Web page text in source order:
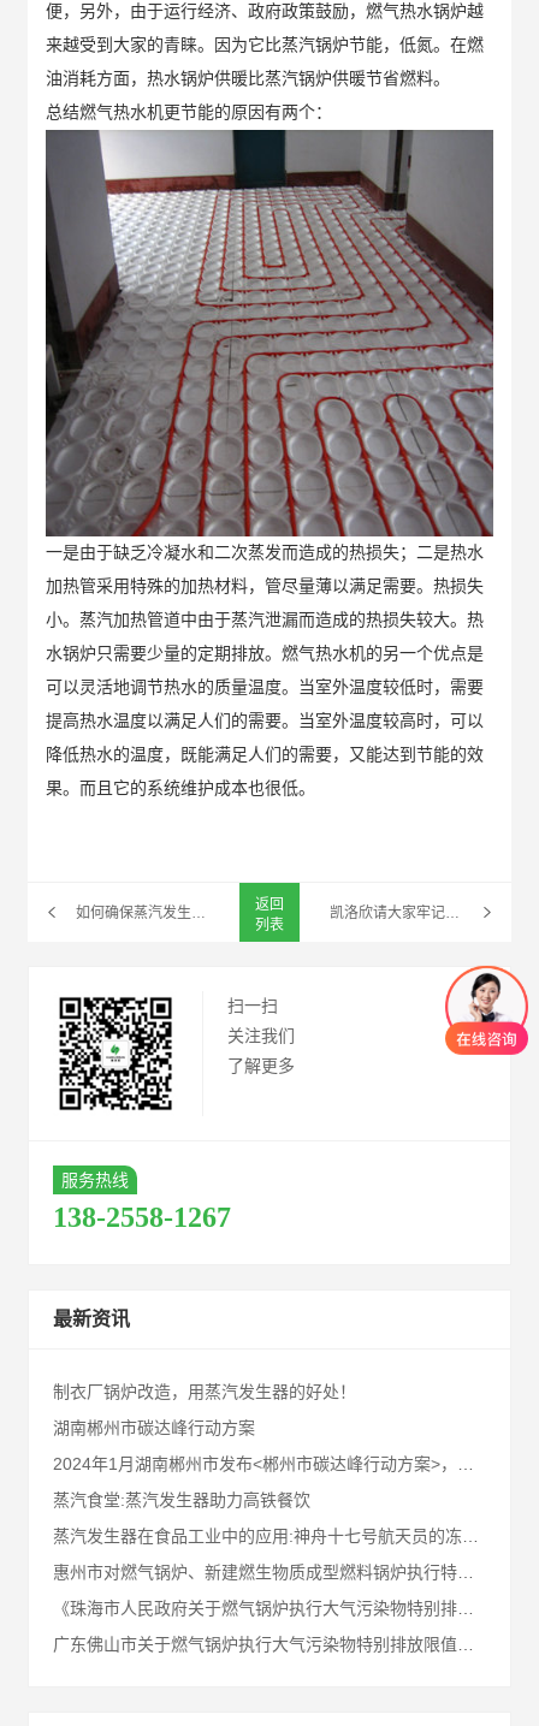
便，另外，由于运行经济、政府政策鼓励，燃气热水锅炉越
来越受到大家的青睐。因为它比蒸汽锅炉节能，低氮。在燃
油消耗方面，热水锅炉供暖比蒸汽锅炉供暖节省燃料。
总结燃气热水机更节能的原因有两个：
一是由于缺乏冷凝水和二次蒸发而造成的热损失；二是热水
加热管采用特殊的加热材料，管尽量薄以满足需要。热损失
小。蒸汽加热管道中由于蒸汽泄漏而造成的热损失较大。热
水锅炉只需要少量的定期排放。燃气热水机的另一个优点是
可以灵活地调节热水的质量温度。当室外温度较低时，需要
提高热水温度以满足人们的需要。当室外温度较高时，可以
降低热水的温度，既能满足人们的需要，又能达到节能的效
果。而且它的系统维护成本也很低。
返回
列表
扫一扫
关注我们
了解更多
服务热线
138-2558-1267
最新资讯
制衣厂锅炉改造，用蒸汽发生器的好处！
湖南郴州市碳达峰行动方案
蒸汽食堂:蒸汽发生器助力高铁餐饮
蒸汽发生器在食品工业中的应用:神舟十七号航天员的冻干食品!
惠州市对燃气锅炉、新建燃生物质成型燃料锅炉执行特别排放限值
《珠海市人民政府关于燃气锅炉执行大气污染物特别排放限值的通告》十问十答